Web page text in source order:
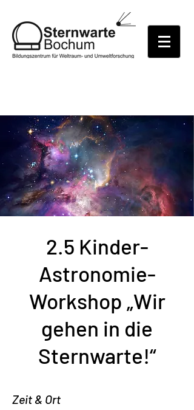
2.5 Kinder-
Astronomie-
Workshop „Wir
gehen in die
Sternwarte!“
Zeit & Ort